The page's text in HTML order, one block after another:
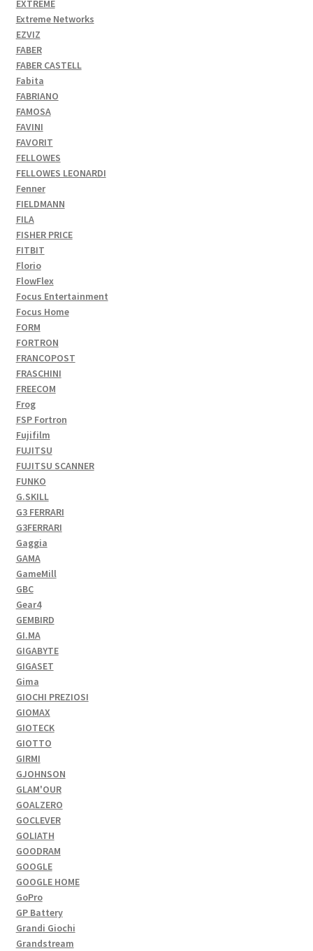
EXTREME
Extreme Networks
EZVIZ
FABER
FABER CASTELL
Fabita
FABRIANO
FAMOSA
FAVINI
FAVORIT
FELLOWES
FELLOWES LEONARDI
Fenner
FIELDMANN
FILA
FISHER PRICE
FITBIT
Florio
FlowFlex
Focus Entertainment
Focus Home
FORM
FORTRON
FRANCOPOST
FRASCHINI
FREECOM
Frog
FSP Fortron
Fujifilm
FUJITSU
FUJITSU SCANNER
FUNKO
G.SKILL
G3 FERRARI
G3FERRARI
Gaggia
GAMA
GameMill
GBC
Gear4
GEMBIRD
GI.MA
GIGABYTE
GIGASET
Gima
GIOCHI PREZIOSI
GIOMAX
GIOTECK
GIOTTO
GIRMI
GJOHNSON
GLAM'OUR
GOALZERO
GOCLEVER
GOLIATH
GOODRAM
GOOGLE
GOOGLE HOME
GoPro
GP Battery
Grandi Giochi
Grandstream